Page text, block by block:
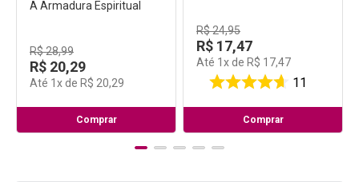
R$ 20,29
Até 1x deR$
Comprar
R$24,95
R$ 17,47
Até 1 x de R$ 17,47
11
Comprar